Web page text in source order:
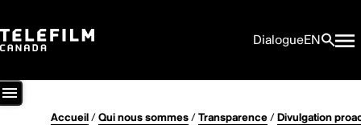
DialogueEN
Accueil/Qui nous sommes/Transparence/Divulgation